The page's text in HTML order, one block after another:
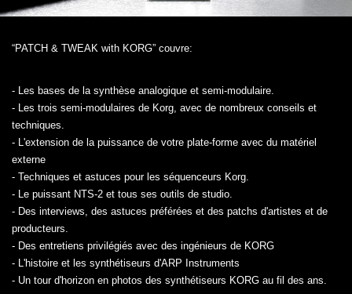
“PATCH & TWEAK with KORG” couvre:
- Les bases de la synthèse analogique et semi-modulaire.
- Les trois semi-modulaires de Korg, avec de nombreux conseils et
techniques.
- L'extension de la puissance de votre plate-forme avec du matériel
externe
- Techniques et astuces pour les séquenceurs Korg.
- Le puissant NTS-2 et tous ses outils de studio.
- Des interviews, des astuces préférées et des patchs d'artistes et de
producteurs.
- Des entretiens privilégiés avec des ingénieurs de KORG
- L'histoire et les synthétiseurs d'ARP Instruments
- Un tour d'horizon en photos des synthétiseurs KORG au fil des ans.